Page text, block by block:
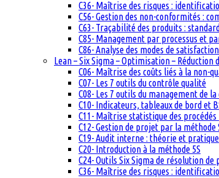
C36- Maîtrise des risques :
C56- Gestion des non-conformités :
C63- Traçabilité des produits :
C85- Management par processus et
C86- Analyse des modes de
Lean – Six Sigma – Optimisation – Réduction
C06- Maîtrise des coûts liés à la non-
C07- Les 7 outils du contrôle qualité
C08- Les 7 outils du management de
C10- Indicateurs, tableaux de bord et
C11- Maîtrise statistique des procédés
C12- Gestion de projet par la méthode
C19- Audit interne : théorie et pratique
C20- Introduction à la méthode 5S
C24- Outils Six Sigma de résolution de
C36- Maîtrise des risques :